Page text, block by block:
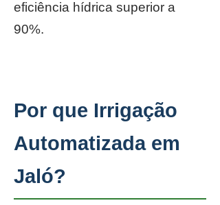
eficiência hídrica superior a
90%.
Por que Irrigação
Automatizada em
Jaló?